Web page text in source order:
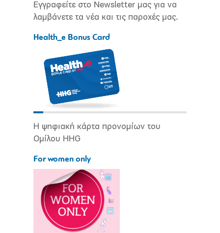
Εγγραφείτε στο Newsletter μας για να
λαμβάνετε τα νέα και τις παροχές μας.
Health_e Bonus Card
Η ψηφιακή κάρτα προνομίων του
Ομίλου HHG
For women only